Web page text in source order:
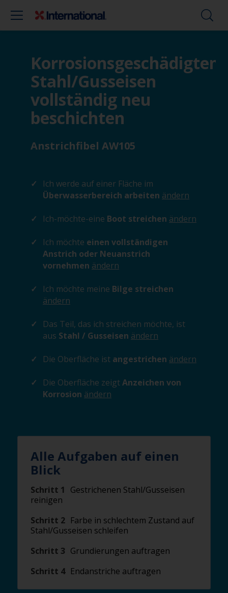
Korrosionsgeschädigten
Stahl/Gusseisen
vollständig neu
beschichten
Anstrichfibel AW105
Ich werde auf einer Fläche im
Überwasserbereich arbeiten ändern
Ich-möchte-eine Boot streichen ändern
Ich möchte einen vollständigen
Anstrich oder Neuanstrich
vornehmen ändern
Ich möchte meine Bilge streichen
ändern
Das Teil, das ich streichen möchte, ist
aus Stahl / Gusseisen ändern
Die Oberfläche ist angestrichen ändern
Die Oberfläche zeigtAnzeichen von
Korrosion ändern
Alle Aufgaben auf einen
Blick
Schritt 1
Gestrichenen Stahl/Gusseisen
reinigen
Schritt 2 Farbe in schlechtem Zustand auf
Stahl/Gusseisen schleifen
Schritt 3 Grundierungen auftragen
Schritt 4 Endanstriche auftragen